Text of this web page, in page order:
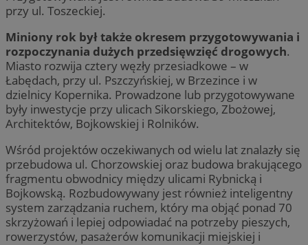
przy ul. Toszeckiej.
Miniony rok był także okresem przygotowywania i
rozpoczynania dużych przedsięwzięć drogowych.
Miasto rozwija cztery węzły przesiadkowe – w
Łabędach, przy ul. Pszczyńskiej, w Brzezince i w
dzielnicy Kopernika. Prowadzone lub przygotowywane
były inwestycje przy ulicach Sikorskiego, Zbożowej,
Architektów, Bojkowskiej i Rolników.
Wśród projektów oczekiwanych od wielu lat znalazły się
przebudowa ul. Chorzowskiej oraz budowa brakującego
fragmentu obwodnicy między ulicami Rybnicką i
Bojkowską. Rozbudowywany jest również inteligentny
system zarządzania ruchem, który ma objąć ponad 70
skrzyżowań i lepiej odpowiadać na potrzeby pieszych,
rowerzystów, pasażerów komunikacji miejskiej i